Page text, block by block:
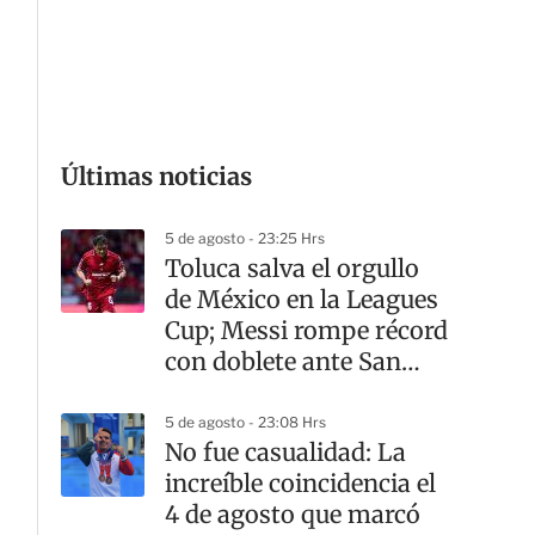
Últimas noticias
5 de agosto - 23:25 Hrs
Toluca salva el orgullo
de México en la Leagues
Cup; Messi rompe récord
con doblete ante San
5 de agosto - 23:08 Hrs
No fue casualidad: La
increíble coincidencia el
4 de agosto que marcó